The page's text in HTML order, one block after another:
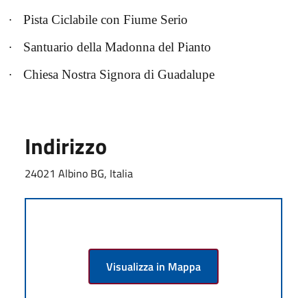
·
Pista Ciclabile con Fiume Serio
·
Santuario della Madonna del Pianto
·
Chiesa Nostra Signora di Guadalupe
Indirizzo
24021 Albino BG, Italia
Visualizza in Mappa